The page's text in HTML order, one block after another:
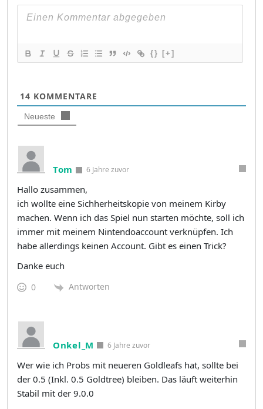
{} [+]
14 KOMMENTARE
Neueste
Tom 6 Jahre zuvor
Hallo zusammen,
ich wollte eine Sichherheitskopie von meinem Kirby
machen. Wenn ich das Spiel nun starten möchte, soll ich
immer mit meinem Nintendoaccount verknüpfen. Ich
habe allerdings keinen Account. Gibt es einen Trick?
Danke euch
0 Antworten
Onkel_M 6 Jahre zuvor
Wer wie ich Probs mit neueren Goldleafs hat, sollte bei
der 0.5 (Inkl. 0.5 Goldtree) bleiben. Das läuft weiterhin
Stabil mit der 9.0.0